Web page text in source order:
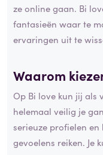
ze online gaan. Bi
fantasieën waar te
ervaringen uit te
Waarom
Op Bi love kun jij als
helemaal veilig je
serieuze profielen
gevoelens reiken. Je